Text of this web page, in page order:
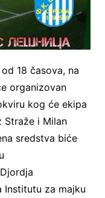
18 časova, na
organizovan
kog će ekipa
Straže i Milan
sredstva biće
Institutu za majku